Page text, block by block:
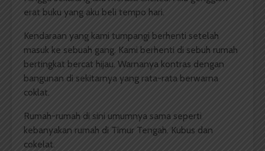
erat buku yang aku beli tempo hari.
Kendaraan yang kami tumpangi berhenti setelah
masuk ke sebuah gang. Kami berhenti di sebuh rumah
bertingkat bercat hijau. Warnanya kontras dengan
bangunan di sekitarnya yang rata-rata berwarna
coklat.
Rumah-rumah di sini umumnya sama seperti
kebanyakan rumah di Timur Tengah. Kubus dan
cokelat.